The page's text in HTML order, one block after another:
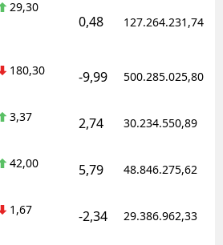
29,30
0,48 127.264.231,74
180,30 -9,99 500.285.025,80
3,37 2,74 30.234.550,89
42,00 5,79 48.846.275,62
1,67 -2,34 29.386.962,33